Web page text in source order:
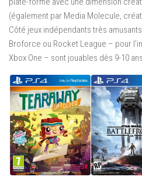
(également par Media Molecule,
Côté jeux indépendants très
Broforce ou Rocket League – pour
Xbox One – sont jouables dès 9-10